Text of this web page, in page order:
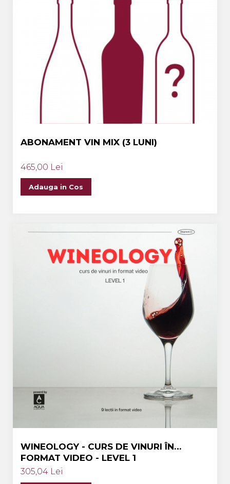
ABONAMENT VIN MIX (3 LUNI)
465,00 Lei
Adauga in Cos
WINEOLOGY - CURS DE VINURI ÎN
FORMAT VIDEO - LEVEL 1
305,04 Lei